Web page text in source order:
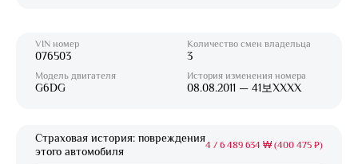
VIN номер
076503
Модель двигателя
G6DG
Количество смен владельца
3
История изменения номера
08.08.2011 — 41보XXXX
Страховая история: повреждения
этого автомобиля
4 / 6 489 634 ₩ (400 475 ₽)